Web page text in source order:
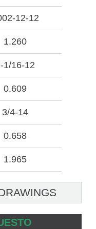
12-12
1.260
1/16-12
0.609
3/4-14
0.658
1.965